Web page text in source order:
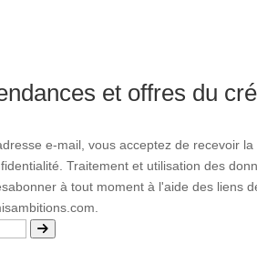
et offres du
e-mail, vous acceptez de recevoir
Traitement et utilisation des
à tout moment à l'aide des liens